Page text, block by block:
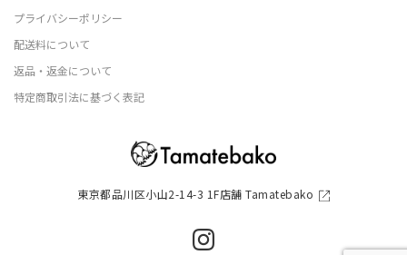
東京都品川区小山2-14-3 1F店舗 Tamatebako
プライバシーポリシー
配送料について
返品・返金について
特定商取引法に基づく表記